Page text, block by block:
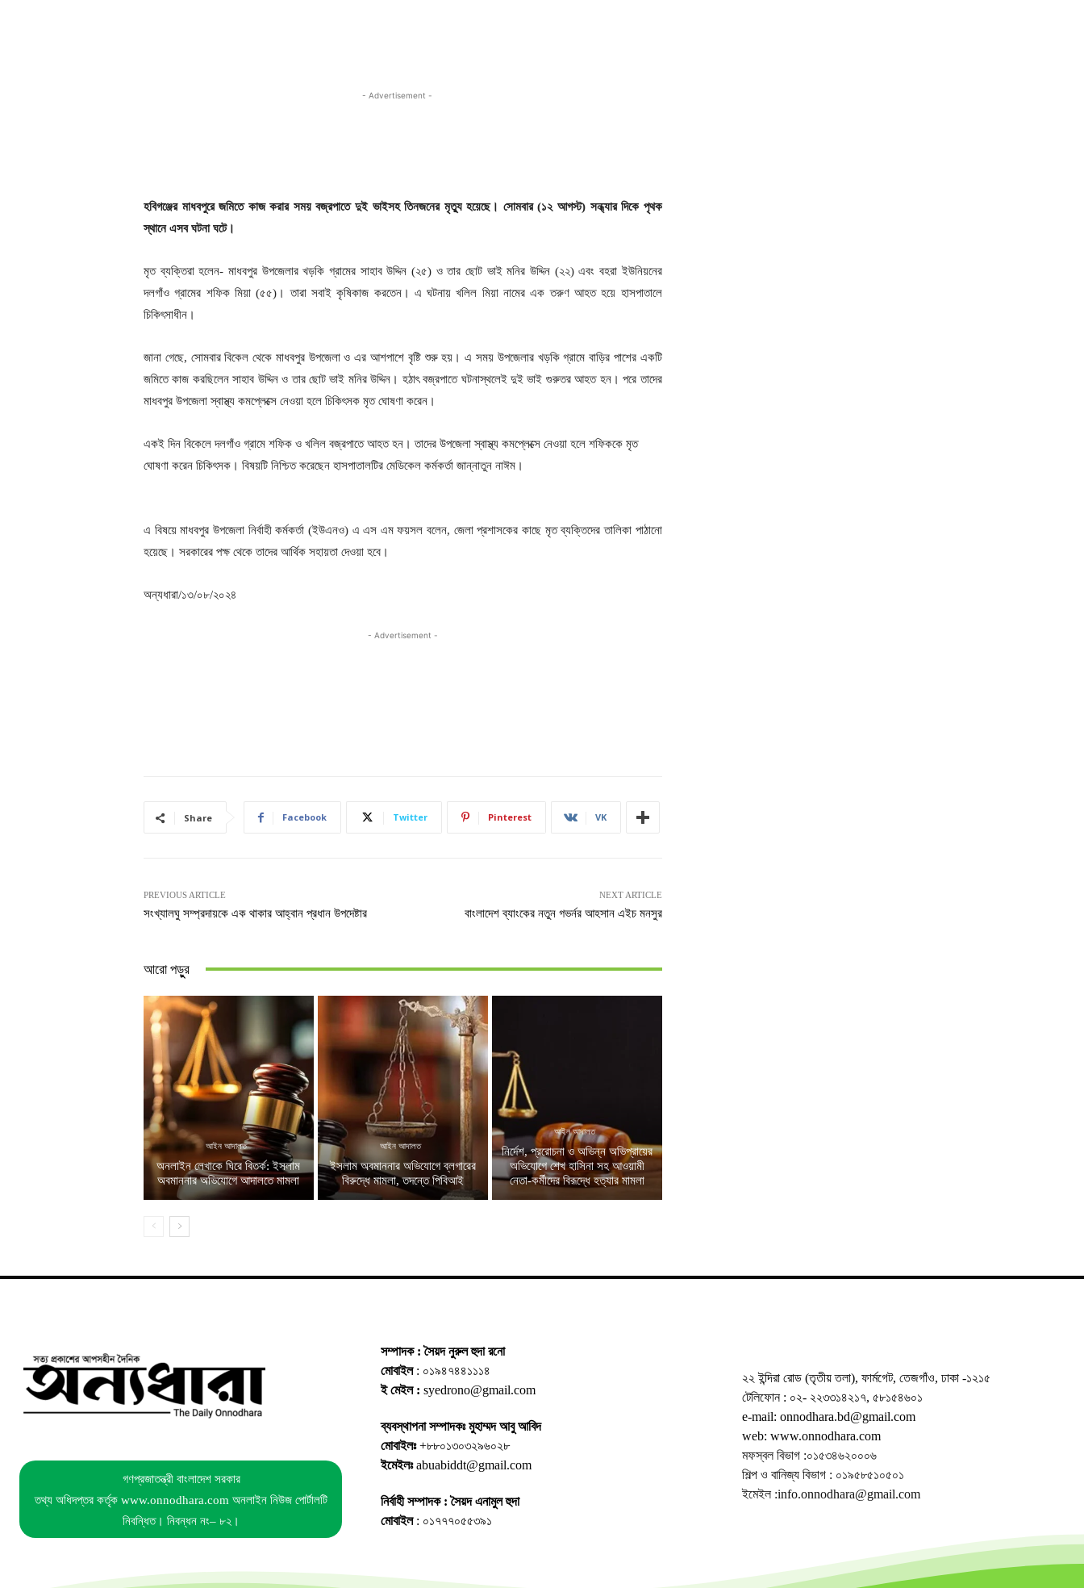
- Advertisement -
হবিগঞ্জের মাধবপুরে জমিতে কাজ করার সময় বজ্রপাতে দুই ভাইসহ তিনজনের মৃত্যু হয়েছে। সোমবার (১২ আগস্ট) সন্ধ্যার দিকে পৃথক
স্থানে এসব ঘটনা ঘটে।
মৃত ব্যক্তিরা হলেন- মাধবপুর উপজেলার খড়কি গ্রামের সাহাব উদ্দিন (২৫) ও তার ছোট ভাই মনির উদ্দিন (২২) এবং বহরা ইউনিয়নের
দলগাঁও গ্রামের শফিক মিয়া (৫৫)। তারা সবাই কৃষিকাজ করতেন। এ ঘটনায় খলিল মিয়া নামের এক তরুণ আহত হয়ে হাসপাতালে
চিকিৎসাধীন।
জানা গেছে, সোমবার বিকেল থেকে মাধবপুর উপজেলা ও এর আশপাশে বৃষ্টি শুরু হয়। এ সময় উপজেলার খড়কি গ্রামে বাড়ির পাশের একটি
জমিতে কাজ করছিলেন সাহাব উদ্দিন ও তার ছোট ভাই মনির উদ্দিন। হঠাৎ বজ্রপাতে ঘটনাস্থলেই দুই ভাই গুরুতর আহত হন। পরে তাদের
মাধবপুর উপজেলা স্বাস্থ্য কমপ্লেক্সে নেওয়া হলে চিকিৎসক মৃত ঘোষণা করেন।
একই দিন বিকেলে দলগাঁও গ্রামে শফিক ও খলিল বজ্রপাতে আহত হন। তাদের উপজেলা স্বাস্থ্য কমপ্লেক্সে নেওয়া হলে শফিককে মৃত
ঘোষণা করেন চিকিৎসক। বিষয়টি নিশ্চিত করেছেন হাসপাতালটির মেডিকেল কর্মকর্তা জান্নাতুন নাঈম।
এ বিষয়ে মাধবপুর উপজেলা নির্বাহী কর্মকর্তা (ইউএনও) এ এস এম ফয়সল বলেন, জেলা প্রশাসকের কাছে মৃত ব্যক্তিদের তালিকা পাঠানো
হয়েছে। সরকারের পক্ষ থেকে তাদের আর্থিক সহায়তা দেওয়া হবে।
অন্যধারা/১৩/০৮/২০২৪
- Advertisement -
Share Facebook Twitter Pinterest VK
PREVIOUS ARTICLE
সংখ্যালঘু সম্প্রদায়কে এক থাকার আহ্বান প্রধান উপদেষ্টার
NEXT ARTICLE
বাংলাদেশ ব্যাংকের নতুন গভর্নর আহসান এইচ মনসুর
আরো পড়ুুর
আইন আদালত
অনলাইন লেখাকে ঘিরে বিতর্ক: ইসলাম
অবমাননার অভিযোগে আদালতে মামলা
আইন আদালত
ইসলাম অবমাননার অভিযোগে ব্লগারের
বিরুদ্ধে মামলা, তদন্তে পিবিআই
আইন আদালত
নির্দেশ, প্ররোচনা ও অভিন্ন অভিপ্রায়ের
অভিযোগে শেখ হাসিনা সহ আওয়ামী
নেতা-কর্মীদের বিরূদ্ধে হত্যার মামলা
গণপ্রজাতন্ত্রী বাংলাদেশ সরকার
তথ্য অধিদপ্তর কর্তৃক www.onnodhara.com অনলাইন নিউজ পোর্টালটি
নিবন্ধিত। নিবন্ধন নং– ৮২।
সম্পাদক : সৈয়দ নুরুল হুদা রনো
মোবাইল: ০১৯৪৭৪৪১১১৪
ই মেইল : syedrono@gmail.com
ব্যবস্থাপনা সম্পাদকঃ মুহাম্মদ আবু আবিদ
মোবাইলঃ+৮৮০১৩০৩২৯৬০২৮
ইমেইলঃabuabiddt@gmail.com
নির্বাহী সম্পাদক : সৈয়দ এনামুল হুদা
মোবাইল: ০১৭৭৭০৫৫৩৯১
২২ ইন্দিরা রোড (তৃতীয় তলা), ফার্মগেট, তেজগাঁও, ঢাকা -১২১৫
টেলিফোন : ০২- ২২৩৩১৪২১৭, ৫৮১৫৪৬০১
e-mail: onnodhara.bd@gmail.com
web: www.onnodhara.com
মফস্বল বিভাগ :০১৫৩৪৬২০০০৬
শিল্প ও বানিজ্য বিভাগ : ০১৯৫৮৫১০৫০১
ইমেইল :info.onnodhara@gmail.com